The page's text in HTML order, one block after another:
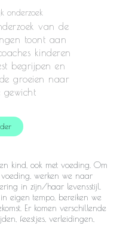
onderzoek
van de
toont aan
kinderen
begrijpen en
groeien naar
gewicht
kind, ook met voeding. Om
werken we naar
in zijn/haar levensstijl.
eigen tempo, bereiken we
Er komen verschillende
feestjes, verleidingen,